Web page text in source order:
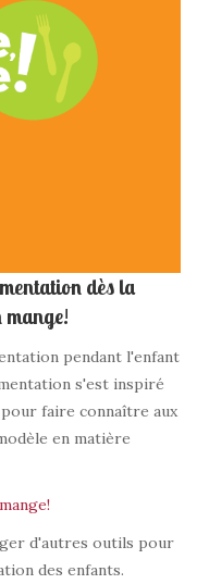
dès la
mange!
pendant l'enfant
s'est inspiré
faire connaître aux
en matière
d'autres outils pour
des enfants.